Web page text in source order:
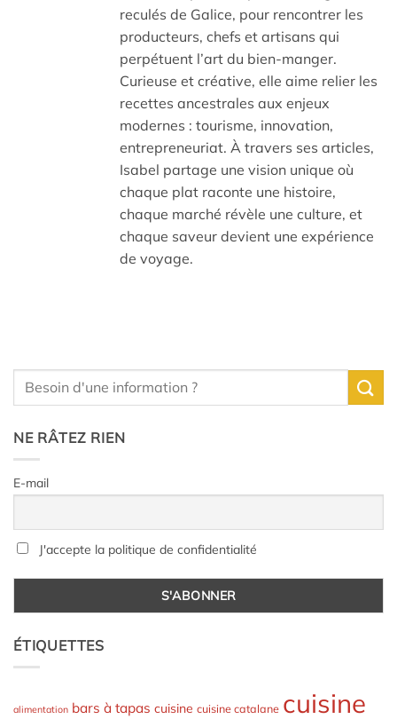
reculés de Galice, pour rencontrer les
producteurs, chefs et artisans qui
perpétuent l’art du bien-manger.
Curieuse et créative, elle aime relier les
recettes ancestrales aux enjeux
modernes : tourisme, innovation,
entrepreneuriat. À travers ses articles,
Isabel partage une vision unique où
chaque plat raconte une histoire,
chaque marché révèle une culture, et
chaque saveur devient une expérience
de voyage.
NE RÂTEZ RIEN
E-mail
J'accepte la politique de confidentialité
ÉTIQUETTES
alimentation bars à tapas cuisine cuisine catalane cuisine